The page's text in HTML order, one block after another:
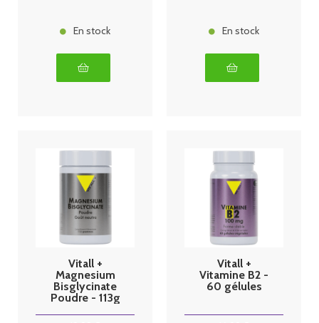
En stock En stock
Vitall +
Magnesium
Bisglycinate
Poudre - 113g
Vitall +
Vitamine B2 -
60 gélules